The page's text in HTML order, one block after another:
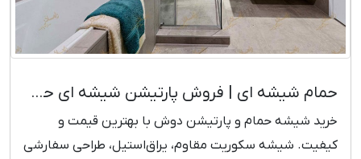
حمام شیشه ای | فروش پارتیشن شیشه ای حمام
خرید شیشه حمام و پارتیشن دوش با بهترین قیمت و
کیفیت. شیشه سکوریت مقاوم، یراق‌استیل، طراحی سفارشی